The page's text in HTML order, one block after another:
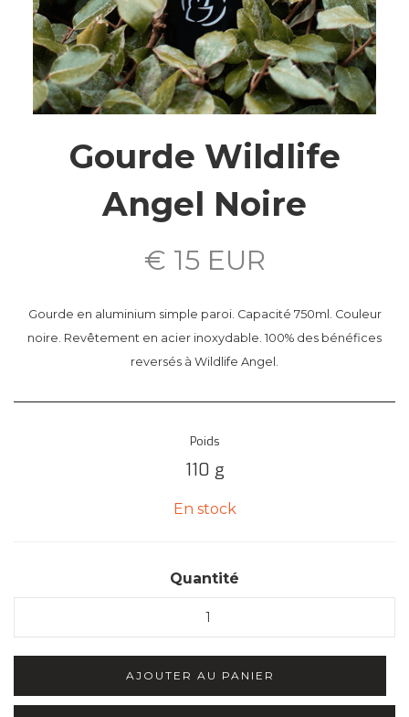
Gourde Wildlife
Angel Noire
€ 15 EUR
Gourde en aluminium simple paroi. Capacité 750ml. Couleur
noire. Revêtement en acier inoxydable. 100% des bénéfices
reversés à Wildlife Angel.
Poids
110 g
En stock
Quantité